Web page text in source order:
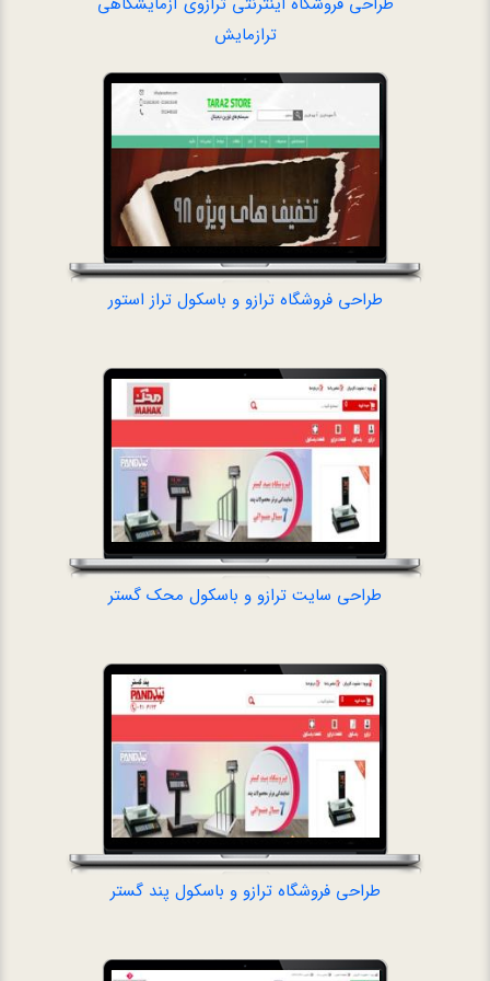
ترازمایش
طراحی فروشگاه
طراحی فروشگاه ترازو و باسکول تراز استورطراحی سایت
طراحی سایت ترازو و باسکول محک گستر
طراحی فروشگاه ترازو و باسکول پند گستر